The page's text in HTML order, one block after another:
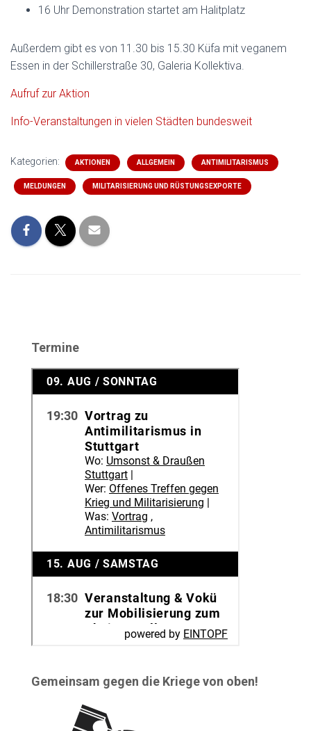
16 Uhr Demonstration startet am Halitplatz
Außerdem gibt es von 11.30 bis 15.30 Küfa mit veganem
Essen in der Schillerstraße 30, Galeria Kollektiva.
Aufruf zur Aktion
Info-Veranstaltungen in vielen Städten bundesweit
Kategorien: AKTIONEN ALLGEMEIN ANTIMILITARISMUS
MELDUNGEN MILITARISIERUNG UND RÜSTUNGSEXPORTE
Termine
Gemeinsam gegen die Kriege von oben!